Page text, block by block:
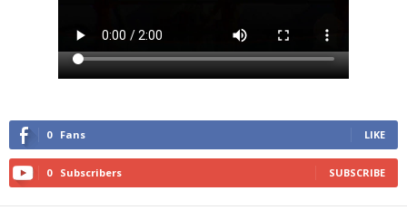
0 Fans LIKE
0 Subscribers SUBSCRIBE